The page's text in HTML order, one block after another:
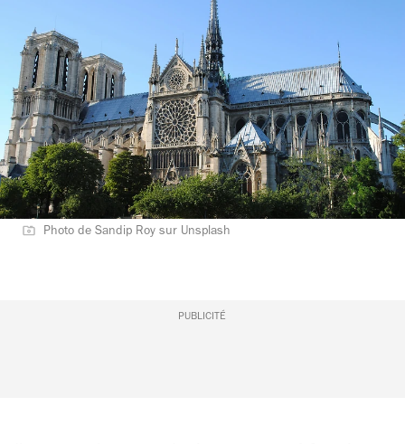
Photo de Sandip Roy sur Unsplash
PUBLICITÉ